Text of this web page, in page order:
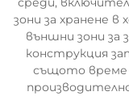
зони за хранене
външни зони за
конструкция
същото време